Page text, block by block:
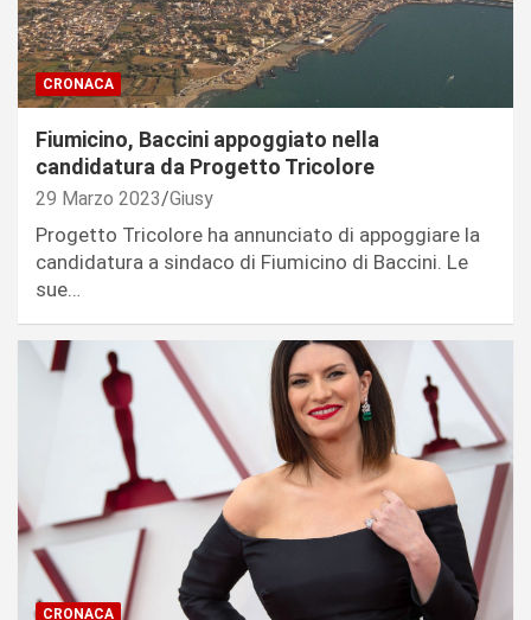
CRONACA
Fiumicino, Baccini appoggiato nella
candidatura da Progetto Tricolore
29 Marzo 2023 Giusy
Progetto Tricolore ha annunciato di appoggiare la
candidatura a sindaco di Fiumicino di Baccini. Le
sue…
CRONACA